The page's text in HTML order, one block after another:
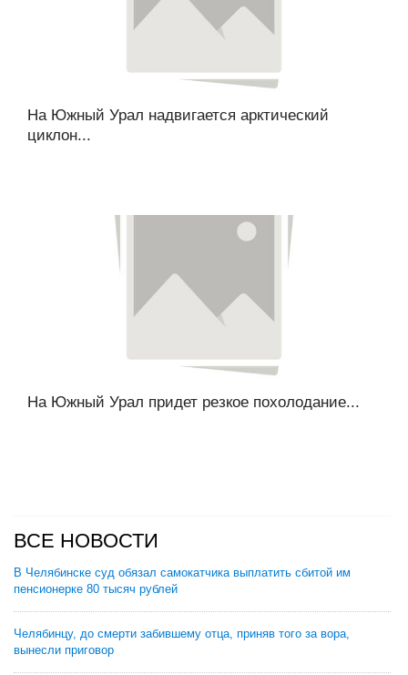
На Южный Урал надвигается арктический
циклон...
На Южный Урал придет резкое похолодание...
ВСЕ НОВОСТИ
В Челябинске суд обязал самокатчика выплатить сбитой им
пенсионерке 80 тысяч рублей
Челябинцу, до смерти забившему отца, приняв того за вора,
вынесли приговор